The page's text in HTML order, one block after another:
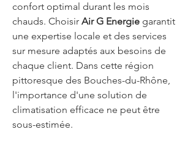
confort optimal durant les mois
chauds. Choisir Air G Energie garantit
une expertise locale et des services
sur mesure adaptés aux besoins de
chaque client. Dans cette région
pittoresque des Bouches-du-Rhône,
l'importance d'une solution de
climatisation efficace ne peut être
sous-estimée.